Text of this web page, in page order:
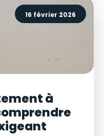
16 février 2026
à